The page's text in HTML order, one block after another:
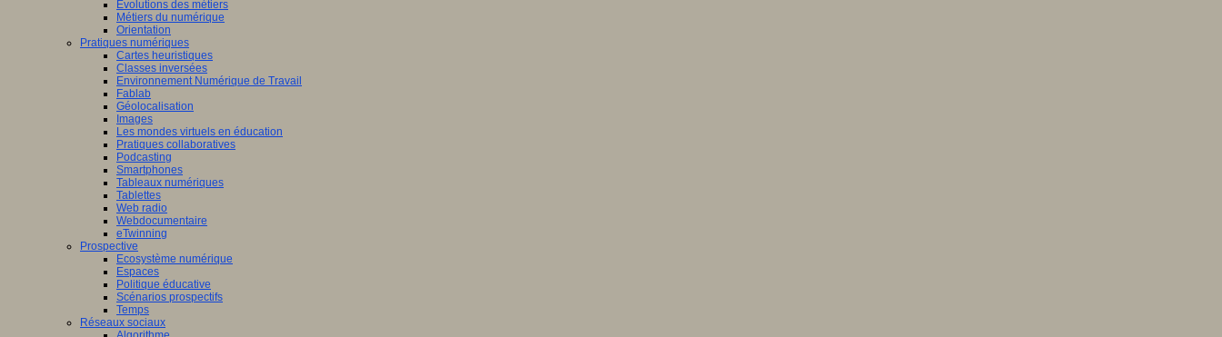
Evolutions des métiers
Métiers du numérique
Orientation
Pratiques numériques
Cartes heuristiques
Classes inversées
Environnement Numérique de Travail
Fablab
Géolocalisation
Images
Les mondes virtuels en éducation
Pratiques collaboratives
Podcasting
Smartphones
Tableaux numériques
Tablettes
Web radio
Webdocumentaire
eTwinning
Prospective
Ecosystème numérique
Espaces
Politique éducative
Scénarios prospectifs
Temps
Réseaux sociaux